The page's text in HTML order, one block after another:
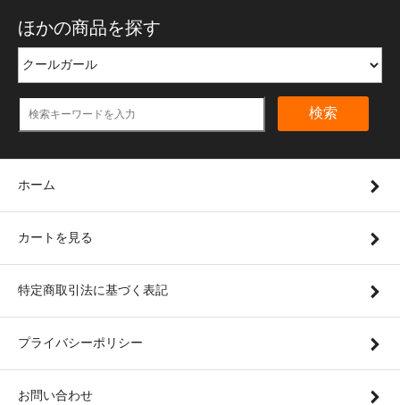
ほかの商品を探す
検索
ホーム
カートを見る
特定商取引法に基づく表記
プライバシーポリシー
お問い合わせ